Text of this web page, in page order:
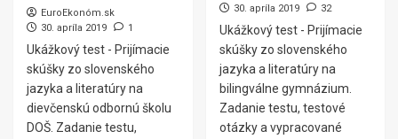
EuroEkonóm.sk
30. apríla 2019
1
Ukážkový test - Prijímacie
skúšky zo slovenského
jazyka a literatúry na
dievčenskú odbornú školu
DOŠ. Zadanie testu,
30. apríla 2019
32
Ukážkový test - Prijímacie
skúšky zo slovenského
jazyka a literatúry na
bilingválne gymnázium.
Zadanie testu, testové
otázky a vypracované